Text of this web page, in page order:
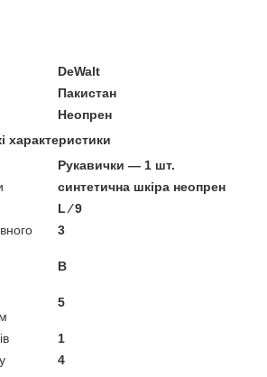
DeWalt
Пакистан
Неопрен
характеристики
Рукавички — 1 шт.
синтетична шкіра неопрен
L ⁄ 9
3
В
5
1
4